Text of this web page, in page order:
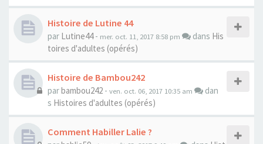
Histoire de Lutine 44
par Lutine44- mer. oct. 11, 2017 8:58 pm dans His
toires d'adultes (opérés)
Histoire de Bambou242
parbambou242 - ven. oct. 06, 2017 10:35 am
dan
s Histoires d'adultes (opérés)
Comment Habiller Lalie ?